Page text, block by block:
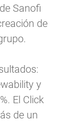
Sanofi
de
y
El Click
de un